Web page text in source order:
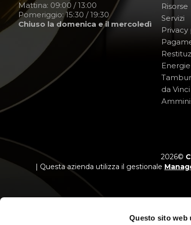
Questo sito web
Mattina: 09:00 / 13:00
Pomeriggio: 15:30 / 19:30
Chiuso la domenica e il mercoledì
Risorse
Servizi
da Vinci
2026©
| Questa azienda utilizza il gestionale